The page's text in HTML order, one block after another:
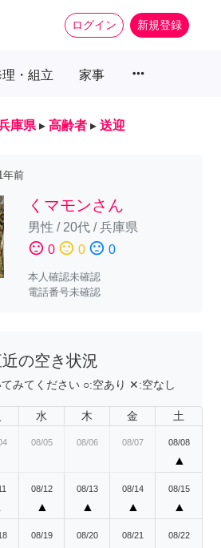
ログイン 新規登録
理・組立 家事 more_horiz
庫県 ▸ 高齢者 ▸ 送迎
年前
くマモンさん
男性 / 20代/兵庫県
sentiment_satisfied 0 sentiment_neutral 0 sentiment_dissatisfied 0
本人確認未確認
電話番号未確認
の空き状況
みてください ○:空あり ✕:空なし
水 木 金 土
08/05 08/06 08/07 08/08
▲
08/12
▲
08/13
▲
08/14
▲
08/15
▲
08/19 08/20 08/21 08/22